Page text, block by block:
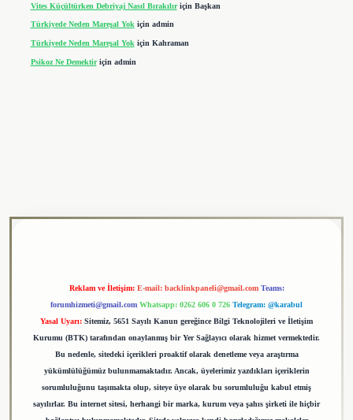
Vites Küçültürken Debriyaj Nasıl Bırakılıriçin Başkan
Türkiyede Neden Mareşal Yokiçin admin
Türkiyede Neden Mareşal Yok için Kahraman
Psikoz Ne Demektiriçin admin
Reklam ve İletişim: E-mail: backlinkpaneli@gmail.com Teams:
forumhizmeti@gmail.com Whatsapp: 0262 606 0 726 Telegram: @karabul
Yasal Uyarı: Sitemiz, 5651 Sayılı Kanun gereğince Bilgi Teknolojileri ve İletişim
Kurumu (BTK) tarafından onaylanmış bir Yer Sağlayıcı olarak hizmet vermektedir.
Bu nedenle, sitedeki içerikleri proaktif olarak denetleme veya araştırma
yükümlülüğümüz bulunmamaktadır. Ancak, üyelerimiz yazdıkları içeriklerin
sorumluluğunu taşımakta olup, siteye üye olarak bu sorumluluğu kabul etmiş
sayılırlar. Bu internet sitesi, herhangi bir marka, kurum veya şahıs şirketi ile hiçbir